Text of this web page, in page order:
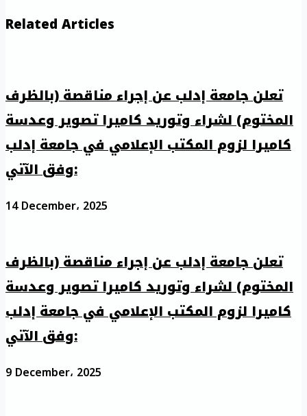
Related Articles
تعلن جامعة إدلب عن إجراء مناقصة (بالظرف
المختوم) لشراء وتوريد كاميرا تصوير وعدسة
كاميرا لزوم المكتب الإعلامي في جامعة إدلب
وفق الآتي:
14 December، 2025
تعلن جامعة إدلب عن إجراء مناقصة (بالظرف
المختوم) لشراء وتوريد كاميرا تصوير وعدسة
كاميرا لزوم المكتب الإعلامي في جامعة إدلب
وفق الآتي:
9 December، 2025